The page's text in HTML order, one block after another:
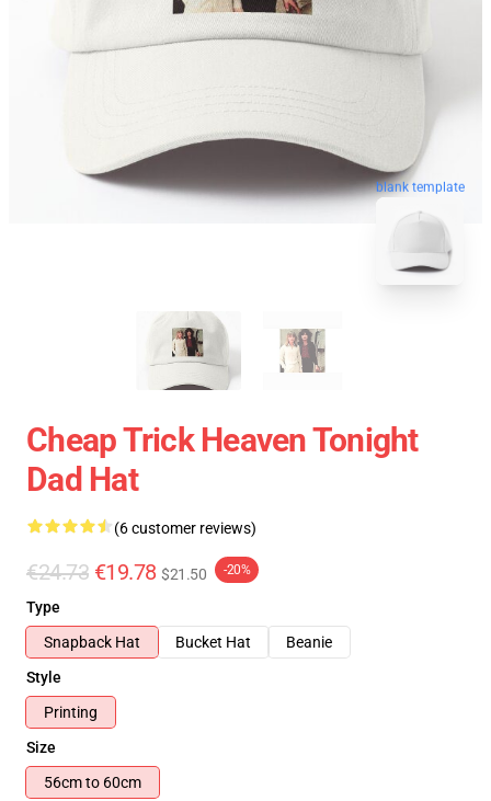
blank template
Cheap Trick Heaven Tonight
Dad Hat
(6 customer reviews)
€24.73 €19.78 $21.50 -20%
Type
Snapback Hat
Bucket Hat
Beanie
Style
Printing
Size
56cm to 60cm